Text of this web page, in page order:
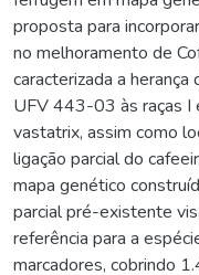
proposta para
no melhoramento de
caracterizada a
UFV 443-03 às raças I
vastatrix, assim como
ligação parcial do
mapa genético
parcial pré-existente
referência para a
marcadores, cobrindo